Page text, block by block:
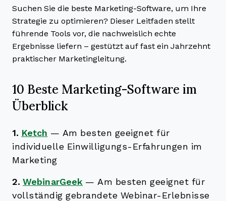
Suchen Sie die beste Marketing-Software, um Ihre
Strategie zu optimieren? Dieser Leitfaden stellt
führende Tools vor, die nachweislich echte
Ergebnisse liefern – gestützt auf fast ein Jahrzehnt
praktischer Marketingleitung.
10 Beste Marketing-Software im
Überblick
1. Ketch — Am besten geeignet für
individuelle Einwilligungs-Erfahrungen im
Marketing
2. WebinarGeek —Am besten geeignet für
vollständig gebrandete Webinar-Erlebnisse